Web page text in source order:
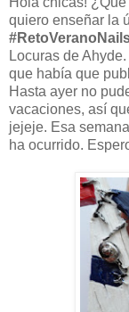
quiero enseñar la
Locuras de
que había que
Hasta ayer no
vacaciones, así
jejeje. Esa
ha ocurrido.